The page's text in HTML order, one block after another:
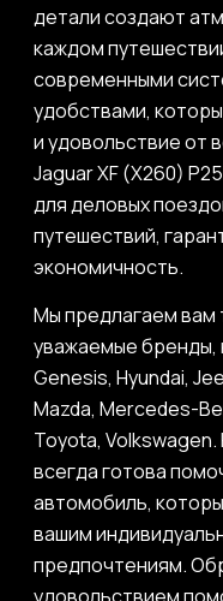
детали создают
каждом
современными
удобствами,
и удовольствие от
Jaguar XF (X260)
для деловых
путешествий,
экономичность.
Мы предлагаем вам
уважаемые бренды,
Genesis, Hyundai,
Mazda, Mercedes-
Toyota,
всегда готова
автомобиль,
вашим
предпочтениям.